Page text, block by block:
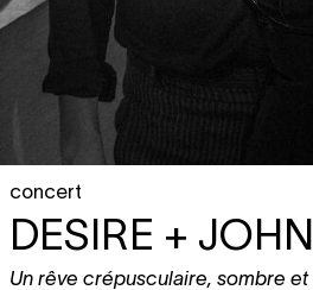
concert
DESIRE +
Un rêve crépusculaire, sombre